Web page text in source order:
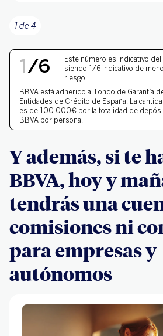
1 de 4
1/6 NIVEL DE
Este número es indicativo
siendo 1/6 indicativo de
riesgo.
BBVA está adherido al Fondo de Garantía
Entidades de Crédito de España. La
es de 100.000€ por la totalidad de
BBVA por persona.
Y además, si te
BBVA, hoy y
tendrás una
comisiones ni
para empresas y
autónomos